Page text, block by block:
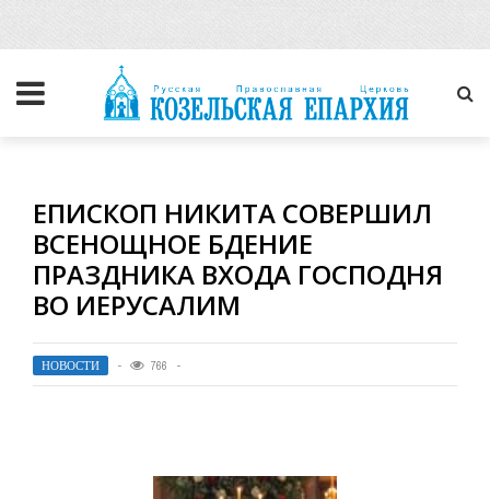
ЕПИСКОП НИКИТА СОВЕРШИЛ
ВСЕНОЩНОЕ БДЕНИЕ
ПРАЗДНИКА ВХОДА ГОСПОДНЯ
ВО ИЕРУСАЛИМ
НОВОСТИ 766